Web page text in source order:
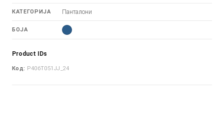
КАТЕГОРИЈА Панталони
БОЈА
Product IDs
Код: P406T051JJ_24